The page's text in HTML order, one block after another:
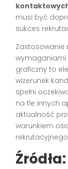
musi być
sukces
Zastosowanie
wymaganiami
graficzny to
wizerunek
spełni
na tle innych
aktualność
warunkiem
Źródła: